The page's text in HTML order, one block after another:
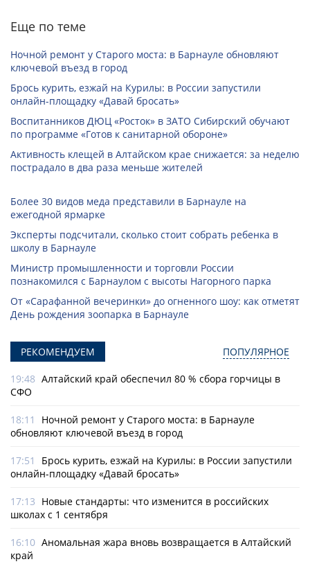
Еще по теме
Ночной ремонт у Старого моста: в Барнауле обновляют
ключевой въезд в город
Брось курить, езжай на Курилы: в России запустили
онлайн-­площадку «Давай бросать»
Воспитанников ДЮЦ «Росток» в ЗАТО Сибирский обучают
по программе «Готов к санитарной обороне»
Активность клещей в Алтайском крае снижается: за неделю
пострадало в два раза меньше жителей
Более 30 видов меда представили в Барнауле на
ежегодной ярмарке
Эксперты подсчитали, сколько стоит собрать ребенка в
школу в Барнауле
Министр промышленности и торговли России
познакомился с Барнаулом с высоты Нагорного парка
От «Сарафанной вечеринки» до огненного шоу: как отметят
День рождения зоопарка в Барнауле
РЕКОМЕНДУЕМ ПОПУЛЯРНОЕ
19:48 Алтайский край обеспечил 80 % сбора горчицы в
СФО
18:11
Ночной ремонт у Старого моста: в Барнауле
обновляют ключевой въезд в город
17:51
Брось курить, езжай на Курилы: в России запустили
онлайн-­площадку «Давай бросать»
17:13 Новые стандарты: что изменится в российских
школах с 1 сентября
16:10 Аномальная жара вновь возвращается в Алтайский
край